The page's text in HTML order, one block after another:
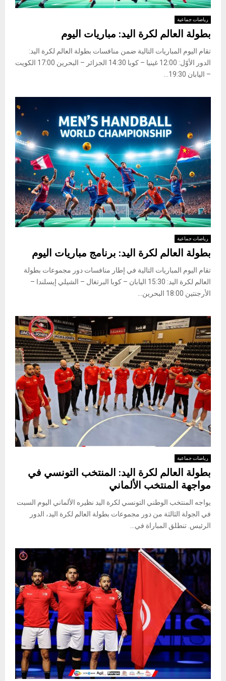
رياضات جماعية
بطولة العالم لكرة اليد: مباريات اليوم
تقام اليوم المباريات التالية ضمن منافسات بطولة العالم لكرة اليد:
الدور الأوّل: 12:00 غينيا – كوبا 14:30 الجزائر – البحرين 17:00 الكويت
– اليابان 19:30...
رياضات جماعية
بطولة العالم لكرة اليد: برنامج مباريات اليوم
تقام اليوم المباريات التالية في إطار منافسات دور مجموعات بطولة
العالم لكرة اليد: 15:30 اليابان – كوبا البرتغال – الشيلي إيسلندا –
الأرجنتين 18:00 البحرين...
رياضات جماعية
بطولة العالم لكرة اليد: المنتخب التونسي في
مواجهة المنتخب الألماني
يواجه المنتخب الوطني التونسي لكرة اليد نظيره الألماني اليوم السبت
في الجولة الثالثة من دور مجموعات بطولة العالم لكرة اليد، الدور
الرئيس. تنطلق المباراة في...